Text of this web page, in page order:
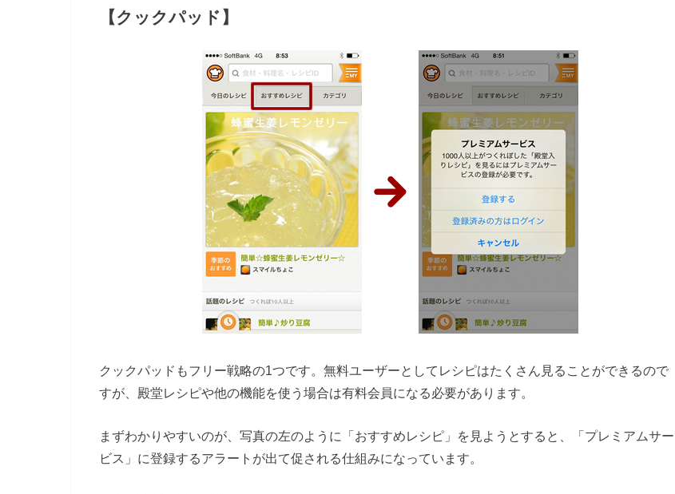
【クックパッド】
クックパッドもフリー戦略の1つです。無料ユーザーとしてレシピはたくさん見ることができるので
すが、殿堂レシピや他の機能を使う場合は有料会員になる必要があります。
まずわかりやすいのが、写真の左のように「おすすめレシピ」を見ようとすると、「プレミアムサー
ビス」に登録するアラートが出て促される仕組みになっています。